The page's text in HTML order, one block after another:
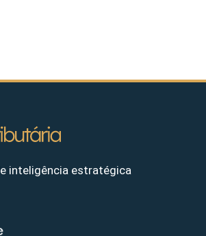
inteligência estratégica